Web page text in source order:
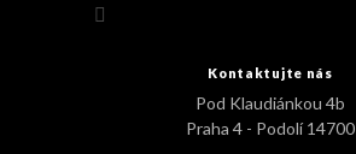
Kontaktujte nás
Pod Klaudiánkou 4b
Praha 4 - Podolí 14700